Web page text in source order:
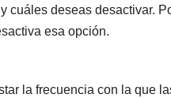
cuáles deseas desactivar.
esa opción.
la frecuencia con la que